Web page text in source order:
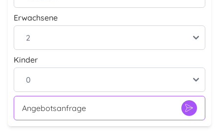
Erwachsene
Kinder
Angebotsanfrage